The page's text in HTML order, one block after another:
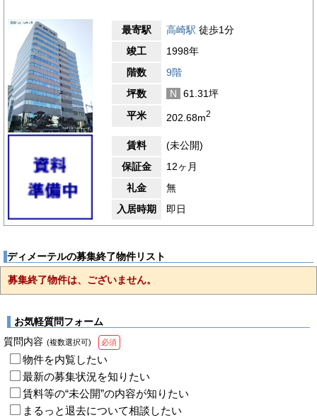
最寄駅 高崎駅 徒歩1分
竣工
1998年
階数
9階
坪数
N
61.31坪
平米
202.68m2
賃料
(未公開)
保証金
12ヶ月
礼金
無
入居時期
即日
ディメーテルの募集終了物件リスト
募集終了物件は、ございません。
お気軽質問フォーム
質問内容 (複数選択可) 必須
物件を内覧したい
最新の募集状況を知りたい
賃料等の“未公開”の内容が知りたい
まるっと退去について相談したい